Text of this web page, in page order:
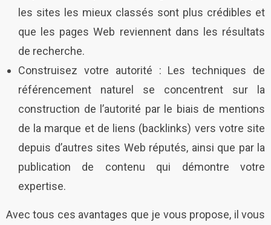
les sites les mieux classés sont plus crédibles et
que les pages Web reviennent dans les résultats
de recherche.
Construisez votre autorité : Les techniques de
référencement naturel se concentrent sur la
construction de l’autorité par le biais de mentions
de la marque et de liens (backlinks) vers votre site
depuis d’autres sites Web réputés, ainsi que par la
publication de contenu qui démontre votre
expertise.
Avec tous ces avantages que je vous propose, il vous